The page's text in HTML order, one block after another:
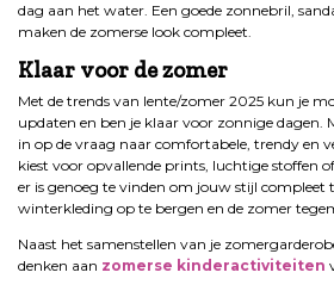
dag aan het water. Een goede zonnebril,
maken de zomerse look compleet.
Klaar voor de zomer
Met de trends van lente/zomer 2025 kun je
updaten en ben je klaar voor zonnige dagen.
in op de vraag naar comfortabele, trendy en
kiest voor opvallende prints, luchtige stoffen
er is genoeg te vinden om jouw stijl compleet
winterkleding op te bergen en de zomer
Naast het samenstellen van je
denken aan zomerse kinderactiviteiten